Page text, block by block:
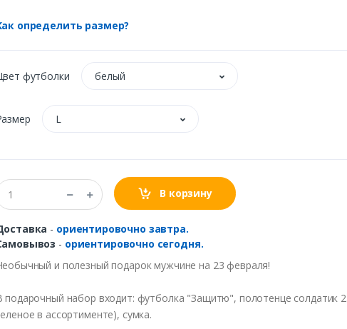
определить размер?
футболки белый
L
В корзину
- ориентировочно завтра.
- ориентировочно сегодня.
и полезный подарок мужчине на 23 февраля!
подарочный набор входит: футболка "Защитю", полотенце солдатик
в ассортименте), сумка.